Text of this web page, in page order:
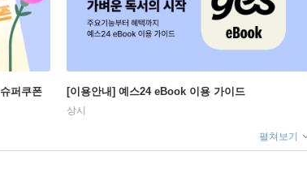
퍼쿠폰 [이용안내] 예스24 eBook 이용 가이드
상시
펼쳐보기